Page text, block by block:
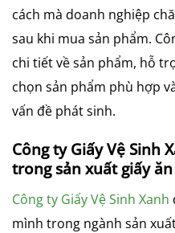
cách mà doanh nghiệp
sau khi mua sản phẩm.
chi tiết về sản phẩm, hỗ
chọn sản phẩm phù hợp
vấn đề phát sinh.
Công ty Giấy Vệ Sinh
trong sản xuất giấy ăn
Công ty Giấy Vệ Sinh Xanh
mình trong ngành sản